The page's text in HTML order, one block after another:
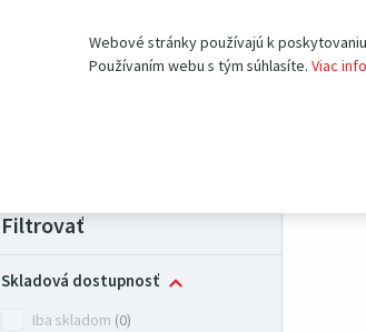
Webové stránky používajú k
Používaním webu s tým súhlasíte. Viac
Pracovné pomôcky
Filtrovať
Skladová dostupnosť
Iba skladom (0)